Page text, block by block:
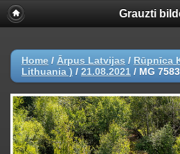
Grauzti
Home / Ārpus Latvijas / Rūpnīca
Lithuania ) / 21.08.2021 / MG